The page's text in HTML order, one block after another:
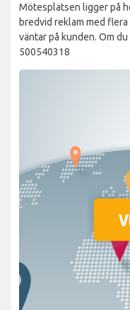
Mötesplatsen ligger på
bredvid reklam med flera
väntar på kunden. Om
500540318